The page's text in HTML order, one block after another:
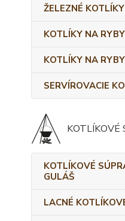
ŽELEZNÉ KOTLÍKY
KOTLÍKY NA
KOTLÍKY NA
SERVÍROVACIE
KOTLÍKOVÉ
KOTLÍKOVÉ
GULÁŠ
LACNÉ